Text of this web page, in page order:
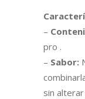
–
pro .
– Sabor:
sin